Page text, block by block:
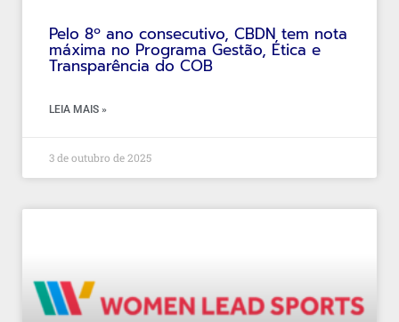
Pelo 8º ano consecutivo, CBDN tem nota
máxima no Programa Gestão, Ética e
Transparência do COB
LEIA MAIS »
3 de outubro de 2025